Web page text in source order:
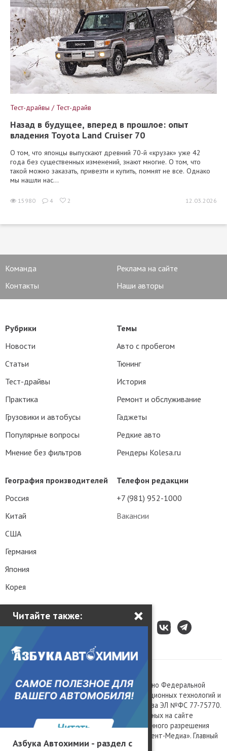
Читайте также: ×
Азбука Автохимии - раздел с
Тест-драйвы / Тест-драйв
Назад в будущее, вперед в прошлое: опыт
владения Toyota Land Cruiser 70
О том, что японцы выпускают древний 70-й «крузак» уже 42
года без существенных изменений, знают многие. О том, что
такой можно заказать, привезти и купить, помнят не все. Однако
мы нашли нас...
15980 4 2 12.03.2026
Команда
Реклама на сайте
Контакты
Наши авторы
Телефон редакции
+7 (981) 952-1000
Вакансии
Рубрики
Новости
Статьи
Тест-драйвы
Практика
Грузовики и автобусы
Популярные вопросы
Мнение без фильтров
Темы
Авто с пробегом
Тюнинг
История
Ремонт и обслуживание
Гаджеты
Редкие авто
Рендеры Kolesa.ru
География производителей
Россия
Китай
США
Германия
Япония
Корея
Сетевое издание «Kolesa.ru», зарегистрировано Федеральной
службой по надзору в сфере связи, информационных технологий и
массовых коммуникаций, номер свидетельства ЭЛ №ФС 77-75770.
Любое использование материалов, размещенных на сайте
www.kolesa.ru, допускается только с письменного разрешения
правообладателя. Учредитель ООО «Президент-Медиа». Главный
редактор Баландин М.А. 0+